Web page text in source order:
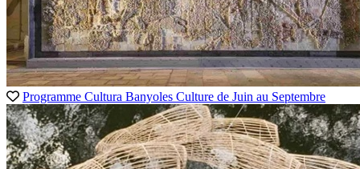
Programme Cultura Banyoles Culture de Juin au Septembre